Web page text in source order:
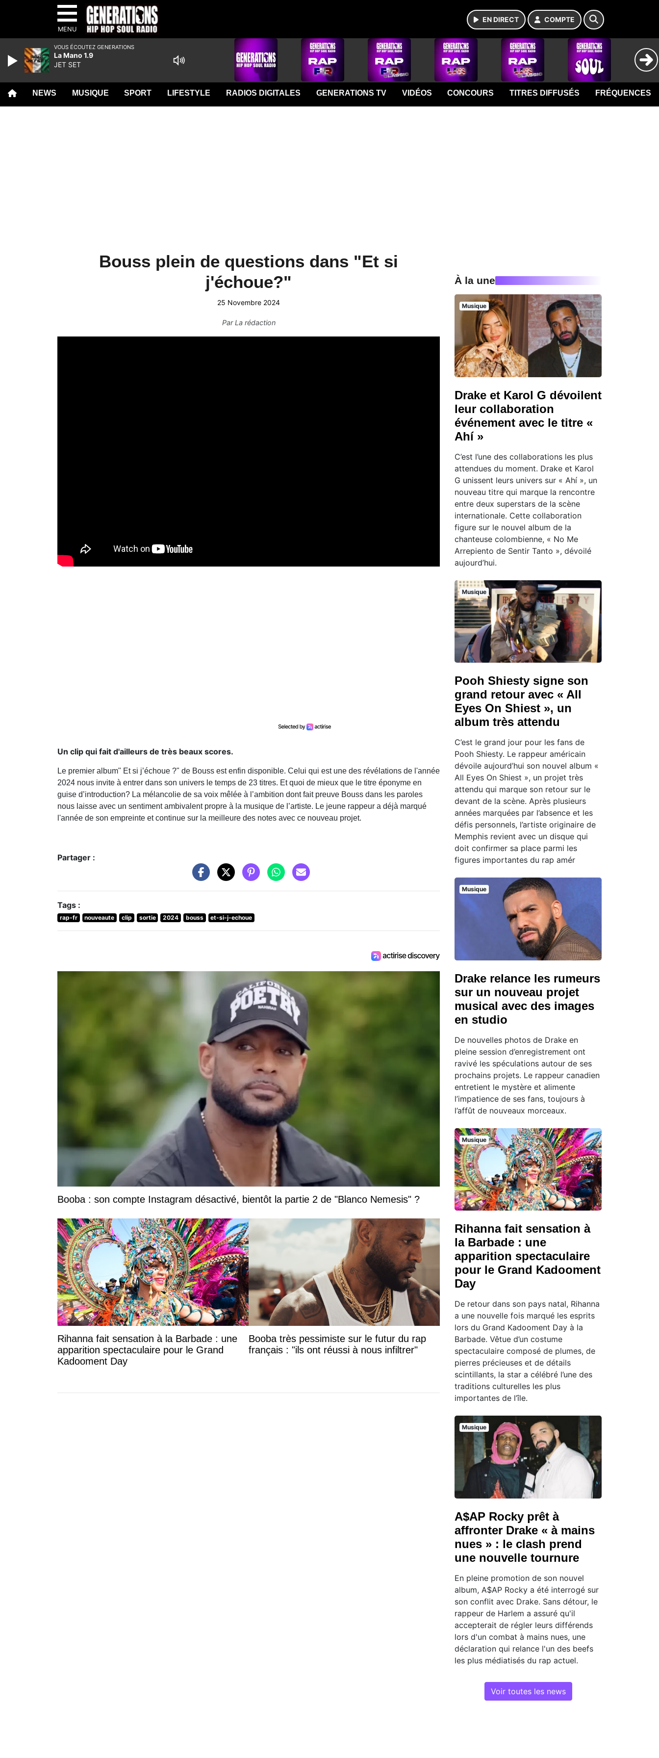
MENU
EN DIRECT COMPTE
NEWS MUSIQUE SPORT LIFESTYLE RADIOS DIGITALES GENERATIONS TV VIDÉOS CONCOURS TITRES DIFFUSÉS FRÉQUENCES
Bouss plein de questions dans "Et si
j'échoue?"
25 Novembre 2024
ParLa rédaction
Un clip qui fait d'ailleurs de très beaux scores.
Le premier album" Et si j’échoue ?" de Bouss est enfin disponible. Celui qui est une des révélations de l'année
2024 nous invite à entrer dans son univers le temps de 23 titres. Et quoi de mieux que le titre éponyme en
guise d’introduction? La mélancolie de sa voix mêlée à l’ambition dont fait preuve Bouss dans les paroles
nous laisse avec un sentiment ambivalent propre à la musique de l’artiste. Le jeune rappeur a déjà marqué
l'année de son empreinte et continue sur la meilleure des notes avec ce nouveau projet.
Partager :
Tags :
rap-fr nouveaute clip sortie 2024 bouss et-si-j-echoue
Booba : son compte Instagram désactivé, bientôt la partie 2 de "Blanco Nemesis" ?
Rihanna fait sensation à la Barbade : une
apparition spectaculaire pour le Grand
Kadooment Day
Booba très pessimiste sur le futur du rap
français : "ils ont réussi à nous infiltrer"
À la une
Musique
Drake et Karol G dévoilent
leur collaboration
événement avec le titre «
Ahí »
C’est l’une des collaborations les plus
attendues du moment. Drake et Karol
G unissent leurs univers sur « Ahí », un
nouveau titre qui marque la rencontre
entre deux superstars de la scène
internationale. Cette collaboration
figure sur le nouvel album de la
chanteuse colombienne, « No Me
Arrepiento de Sentir Tanto », dévoilé
aujourd’hui.
Musique
Pooh Shiesty signe son
grand retour avec « All
Eyes On Shiest », un
album très attendu
C’est le grand jour pour les fans de
Pooh Shiesty. Le rappeur américain
dévoile aujourd’hui son nouvel album «
All Eyes On Shiest », un projet très
attendu qui marque son retour sur le
devant de la scène. Après plusieurs
années marquées par l’absence et les
défis personnels, l’artiste originaire de
Memphis revient avec un disque qui
doit confirmer sa place parmi les
figures importantes du rap amér
Musique
Drake relance les rumeurs
sur un nouveau projet
musical avec des images
en studio
De nouvelles photos de Drake en
pleine session d’enregistrement ont
ravivé les spéculations autour de ses
prochains projets. Le rappeur canadien
entretient le mystère et alimente
l’impatience de ses fans, toujours à
l’affût de nouveaux morceaux.
Musique
Rihanna fait sensation à
la Barbade : une
apparition spectaculaire
pour le Grand Kadooment
Day
De retour dans son pays natal, Rihanna
a une nouvelle fois marqué les esprits
lors du Grand Kadooment Day à la
Barbade. Vêtue d’un costume
spectaculaire composé de plumes, de
pierres précieuses et de détails
scintillants, la star a célébré l’une des
traditions culturelles les plus
importantes de l’île.
Musique
A$AP Rocky prêt à
affronter Drake « à mains
nues » : le clash prend
une nouvelle tournure
En pleine promotion de son nouvel
album, A$AP Rocky a été interrogé sur
son conflit avec Drake. Sans détour, le
rappeur de Harlem a assuré qu'il
accepterait de régler leurs différends
lors d'un combat à mains nues, une
déclaration qui relance l'un des beefs
les plus médiatisés du rap actuel.
Voir toutes les news
VOUS ÉCOUTEZ GENERATIONS
La Mano 1.9
JET SET